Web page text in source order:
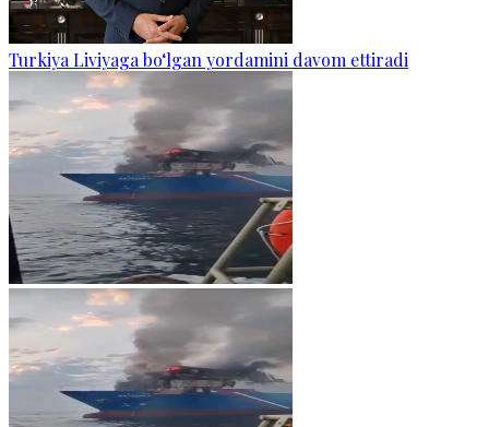
Turkiya Liviyaga bo‘lgan yordamini davom ettiradi